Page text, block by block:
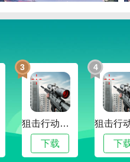
护航、截击首领机体、
任务类型，完成后获得
特色
高保真机体建模与粒子
面海面，带来真实空战视
不仅有攻击差异，还能
炸效果，创造出多样化战
3
狙击行动代号猎鹰最新版
下载
4
下